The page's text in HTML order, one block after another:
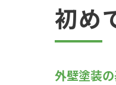
初め
外壁塗装